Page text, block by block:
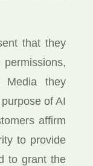
that they
Media they
of AI
affirm
to provide
to grant the